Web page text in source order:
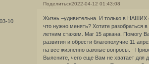
Поделиться2022-04-12 01:43:08
10
Жизнь –удивительна. И только в НАШИХ
что нужно менять? Хотите разобраться
летним стажем. Маг 15 аркана. Помогу
развития и обрести благополучие 11
на все жизненно важные вопросы. -
Выясните, чего еще Вам не хватает для